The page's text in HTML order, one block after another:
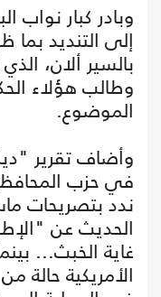
وبادر كبار نواب
إلى التنديد بما
بالسير ألان،
وطالب هؤلاء
الموضوع.
وأضاف تقرير
في حزب
ندد بتصريحات
الحديث عن
غاية الخبث...
الأمريكية حالة